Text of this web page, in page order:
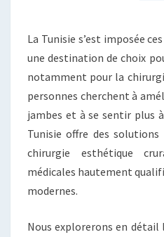
La Tunisie s’est imposée
une destination de choix
notamment pour la
personnes cherchent à
jambes et à se sentir plus
Tunisie offre des
chirurgie esthétique
médicales hautement
modernes.
Nous explorerons en détail